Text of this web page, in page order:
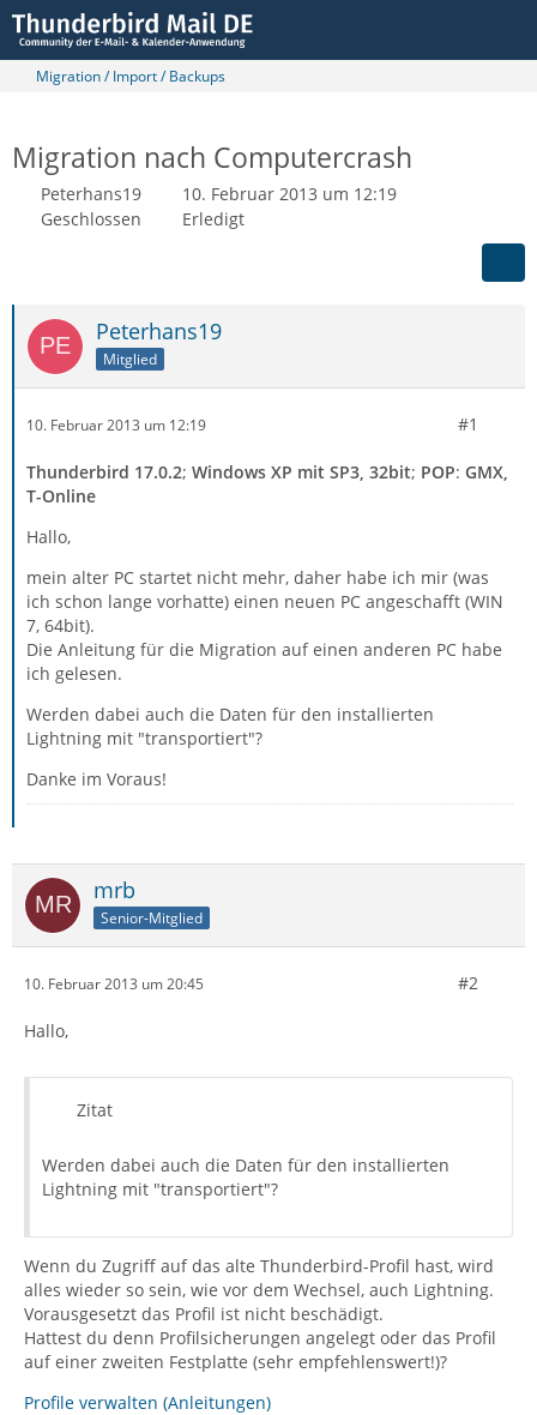
Migration / Import / Backups
Migration nach Computercrash
Peterhans19
10. Februar 2013 um 12:19
Geschlossen
Erledigt
Peterhans19
Mitglied
10. Februar 2013 um 12:19 #1
Thunderbird 17.0.2; Windows XP mit SP3, 32bit; POP: GMX,
T-Online
Hallo,
mein alter PC startet nicht mehr, daher habe ich mir (was
ich schon lange vorhatte) einen neuen PC angeschafft (WIN
7, 64bit).
Die Anleitung für die Migration auf einen anderen PC habe
ich gelesen.
Werden dabei auch die Daten für den installierten
Lightning mit "transportiert"?
Danke im Voraus!
mrb
Senior-Mitglied
10. Februar 2013 um 20:45 #2
Hallo,
Zitat
Werden dabei auch die Daten für den installierten
Lightning mit "transportiert"?
Wenn du Zugriff auf das alte Thunderbird-Profil hast, wird
alles wieder so sein, wie vor dem Wechsel, auch Lightning.
Vorausgesetzt das Profil ist nicht beschädigt.
Hattest du denn Profilsicherungen angelegt oder das Profil
auf einer zweiten Festplatte (sehr empfehlenswert!)?
Profile verwalten (Anleitungen)